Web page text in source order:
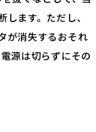
ます。ただし、
が消失するおそれ
源は切らずにその